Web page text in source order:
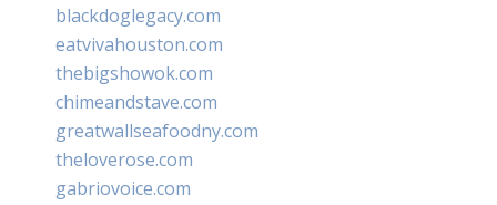
blackdoglegacy.com
eatvivahouston.com
thebigshowok.com
chimeandstave.com
greatwallseafoodny.com
theloverose.com
gabriovoice.com